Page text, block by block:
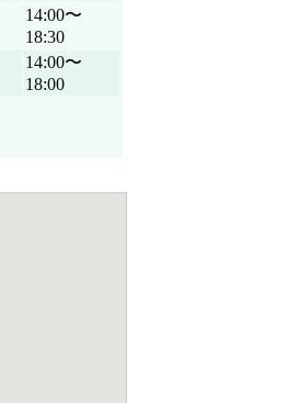
14:00〜
18:30
14:00〜
18:00